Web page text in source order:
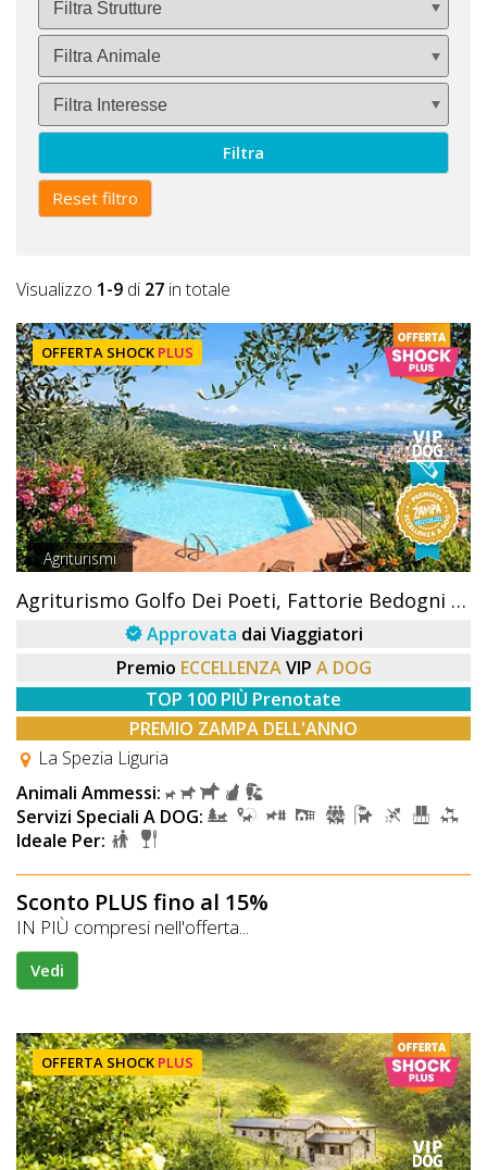
Filtra
Reset filtro
Visualizzo 1-9 di 27 in totale
OFFERTA SHOCK PLUS
Agriturismi
Agriturismo Golfo Dei Poeti, Fattorie Bedogni Von Berger
Approvata dai Viaggiatori
Premio ECCELLENZA VIP A DOG
TOP 100 PIÙ Prenotate
PREMIO ZAMPA DELL'ANNO
La Spezia Liguria
Animali Ammessi:
Servizi Speciali A DOG:
Ideale Per:
Sconto PLUS fino al 15%
IN PIÙ compresi nell'offerta...
Vedi
OFFERTA SHOCK PLUS